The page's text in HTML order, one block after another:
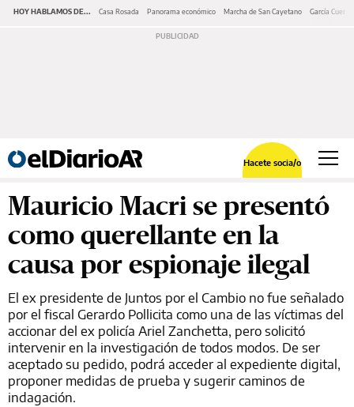
HOY HABLAMOS DE... Casa Rosada Panorama económico Marcha de San Cayetano García Cuerva
Hacete socia/o
Mauricio Macri se presentó
como querellante en la
causa por espionaje ilegal
El ex presidente de Juntos por el Cambio no fue señalado
por el fiscal Gerardo Pollicita como una de las víctimas del
accionar del ex policía Ariel Zanchetta, pero solicitó
intervenir en la investigación de todos modos. De ser
aceptado su pedido, podrá acceder al expediente digital,
proponer medidas de prueba y sugerir caminos de
indagación.